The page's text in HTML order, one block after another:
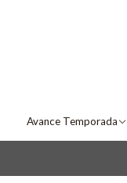
Avance Temporada